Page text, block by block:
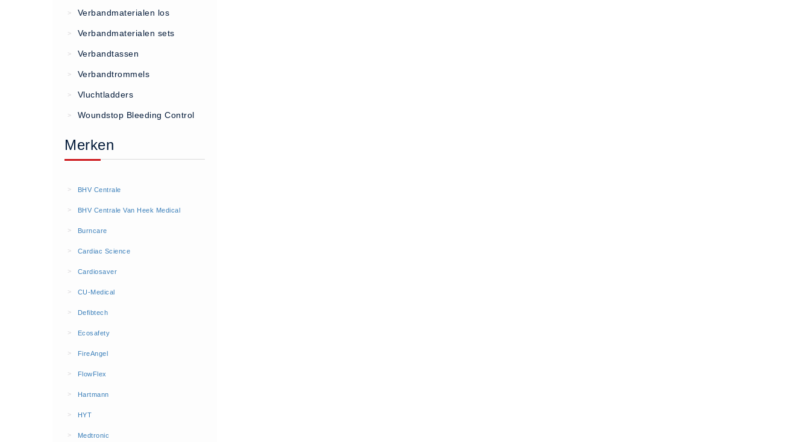
AED apparaten (11)
AED batterijen (12)
AED binnen - buiten kasten (11)
AED elektroden (18)
AED tassen (14)
BHV kasten (5)
BHV kasten (0)
Evacuatie - Zaklampen (0)
Kleding - Hesjes (0)
Brandblusmiddelen
Schuimblussers (6)
Brandmelders
CO melders (2)
> Verbandmaterialen los
> Verbandmaterialen sets
> Verbandtassen
> Verbandtrommels
> Vluchtladders
> Woundstop Bleeding Control
Merken
> BHV Centrale
> BHV Centrale Van Heek Medical
> Burncare
> Cardiac Science
> Cardiosaver
> CU-Medical
> Defibtech
> Ecosafety
> FireAngel
> FlowFlex
> Hartmann
> HYT
> Medtronic